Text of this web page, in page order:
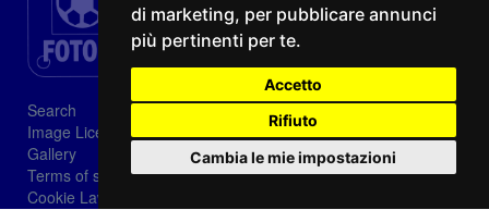
di marketing, per pubblicare annunci
più pertinenti per te.
Accetto
Rifiuto
Cambia le mie impostazioni
Search
Image Licenses
Gallery
Terms of sale
Cookie Law